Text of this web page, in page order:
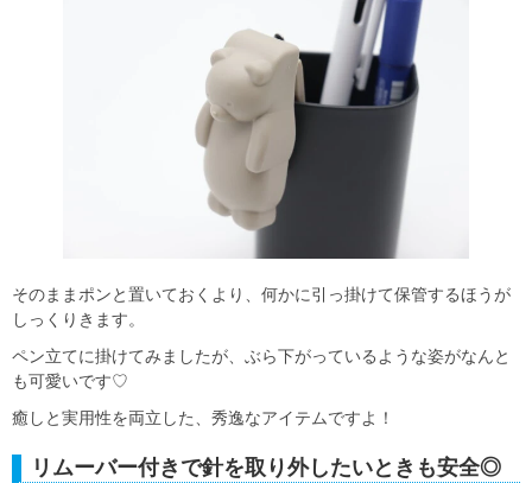
そのままポンと置いておくより、何かに引っ掛けて保管するほうが
しっくりきます。
ペン立てに掛けてみましたが、ぶら下がっているような姿がなんと
も可愛いです♡
癒しと実用性を両立した、秀逸なアイテムですよ！
リムーバー付きで針を取り外したいときも安全◎